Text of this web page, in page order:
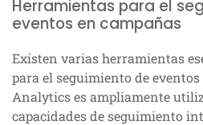
Herramientas para el
eventos en campañas
Existen varias herramientas
para el seguimiento de
Analytics es ampliamente
capacidades de seguimiento